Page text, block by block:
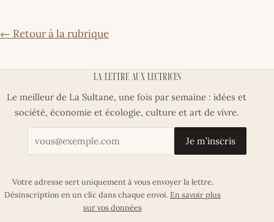
← Retour à la rubrique
La lettre aux lectrices
Le meilleur de La Sultane, une fois par semaine : idées et
société, économie et écologie, culture et art de vivre.
Votre adresse email
Je m’inscris
Votre adresse sert uniquement à vous envoyer la lettre.
Désinscription en un clic dans chaque envoi.En savoir plus
sur vos données